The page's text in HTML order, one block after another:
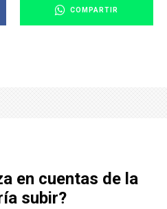
COMPARTIR
en cuentas de la
subir?